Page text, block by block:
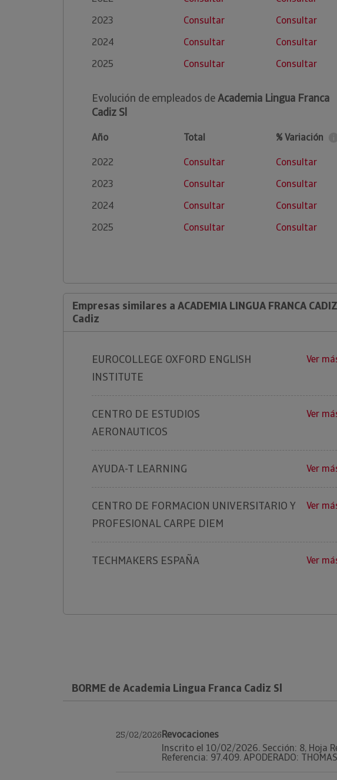
2023
Consultar
Consultar
2024
Consultar
Consultar
2025
Consultar Consultar
Evolución de empleados deAcademia Lingua Franca
Cadiz Sl
Año Total
% Variación
2022
Consultar
Consultar
2023
Consultar
Consultar
2024
Consultar
Consultar
2025
Consultar Consultar
Empresas similares a ACADEMIA LINGUA FRANCA
Cadiz
EUROCOLLEGE OXFORD ENGLISH
INSTITUTE
Ver
CENTRO DE ESTUDIOS
AERONAUTICOS
Ver
AYUDA-T LEARNING Ver
CENTRO DE FORMACION UNIVERSITARIO Y
PROFESIONAL CARPE DIEM
Ver
TECHMAKERS ESPAÑA Ver
BORME de Academia Lingua Franca Cadiz Sl
25/02/2026Revocaciones
Inscrito el 10/02/2026. Sección: 8, Hoja
Referencia: 97.409. APODERADO: